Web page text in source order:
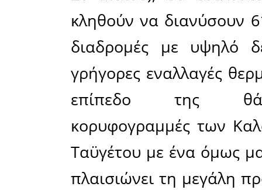
«Πάνος